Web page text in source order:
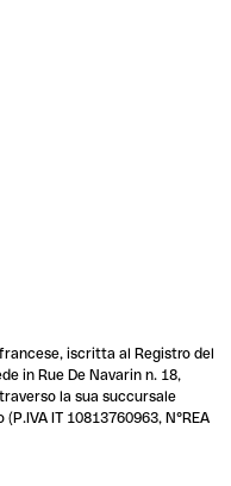
iscritta al Registro del
in Rue De Navarin n. 18,
la sua succursale
IT 10813760963, N°REA